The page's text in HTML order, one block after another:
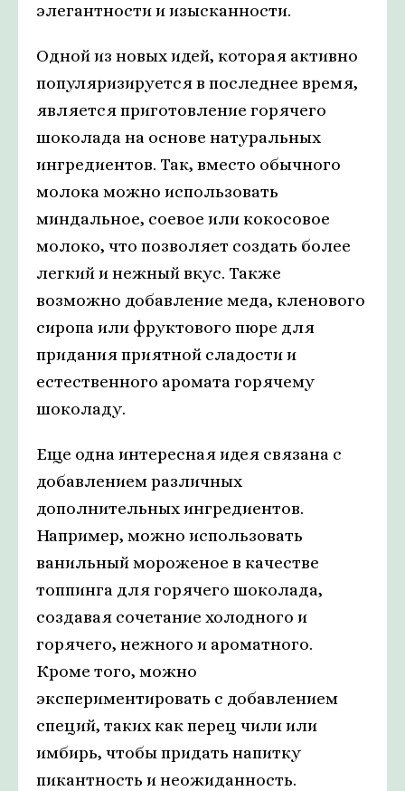
элегантности и изысканности.
Одной из новых идей, которая активно
популяризируется в последнее время,
является приготовление горячего
шоколада на основе натуральных
ингредиентов. Так, вместо обычного
молока можно использовать
миндальное, соевое или кокосовое
молоко, что позволяет создать более
легкий и нежный вкус. Также
возможно добавление меда, кленового
сиропа или фруктового пюре для
придания приятной сладости и
естественного аромата горячему
шоколаду.
Еще одна интересная идея связана с
добавлением различных
дополнительных ингредиентов.
Например, можно использовать
ванильный мороженое в качестве
топпинга для горячего шоколада,
создавая сочетание холодного и
горячего, нежного и ароматного.
Кроме того, можно
экспериментировать с добавлением
специй, таких как перец чили или
имбирь, чтобы придать напитку
пикантность и неожиданность.